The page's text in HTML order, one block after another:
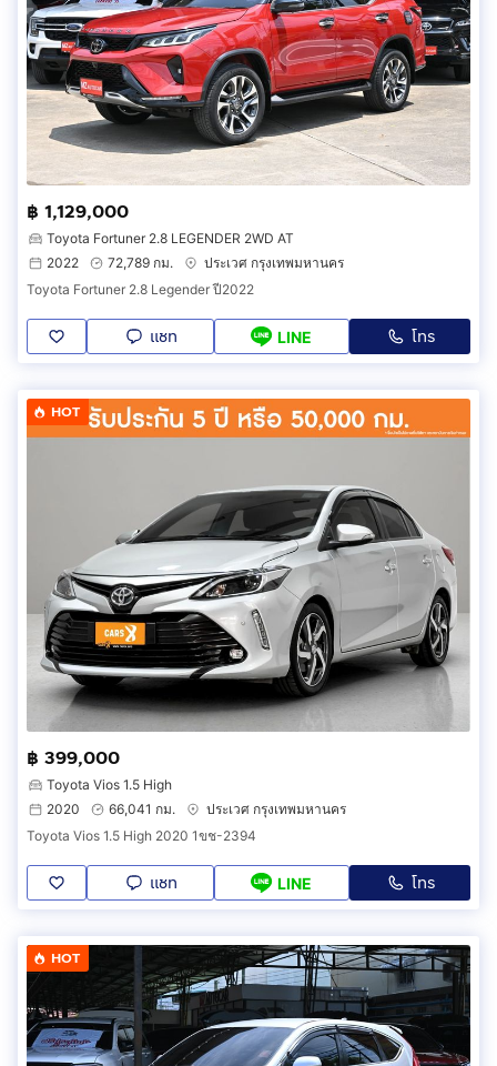
฿ 1,129,000
Toyota Fortuner 2.8 LEGENDER 2WD AT
2022
72,789 กม.
ประเวศ กรุงเทพมหานคร
Toyota Fortuner 2.8 Legender ปี2022
แชท LINE โทร
HOT
฿ 399,000
Toyota Vios 1.5 High
2020
66,041 กม.
ประเวศ กรุงเทพมหานคร
Toyota Vios 1.5 High 2020 1ขช-2394
แชท LINE โทร
HOT